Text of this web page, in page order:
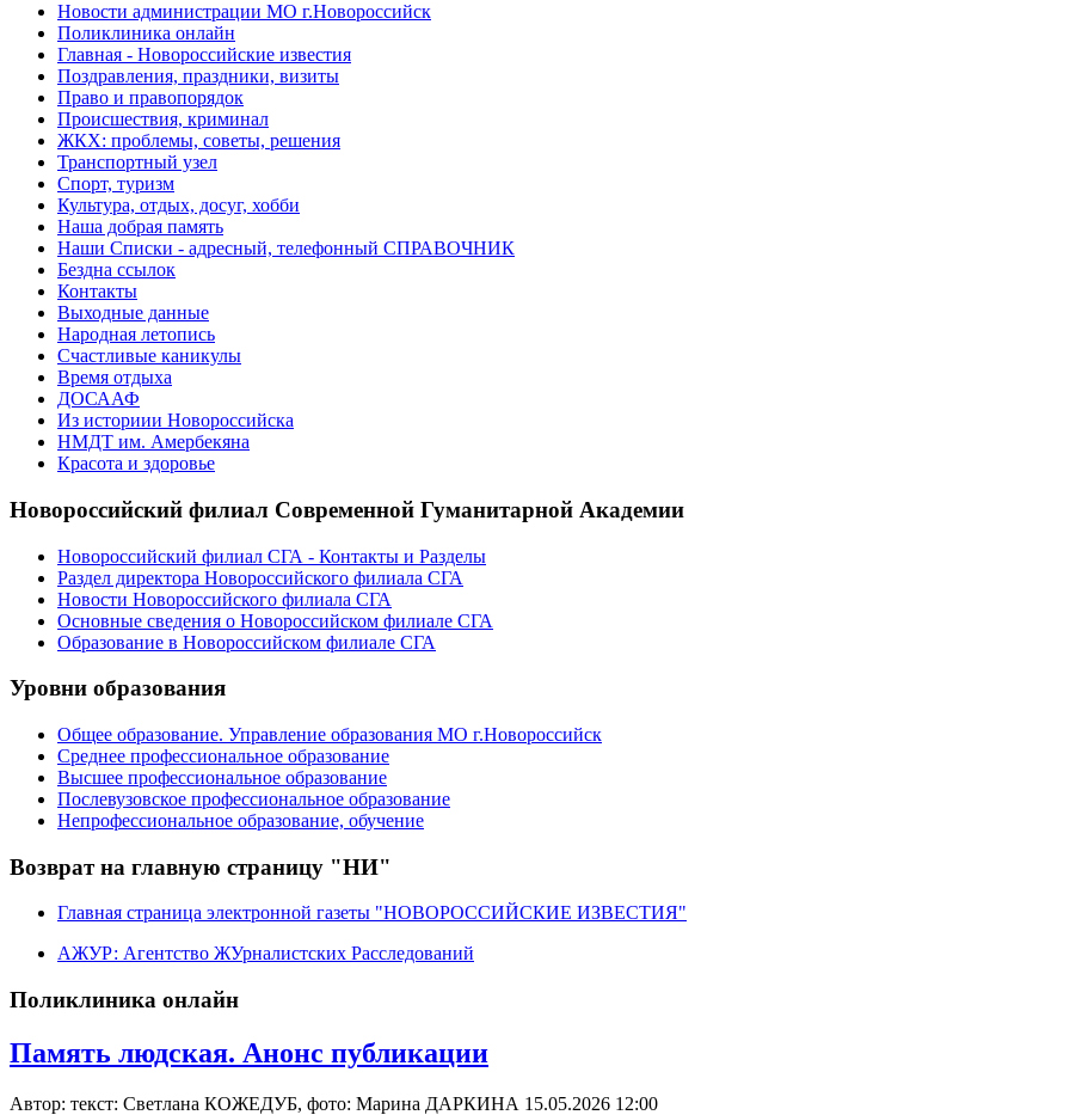
Новости администрации МО г.Новороссийск
Поликлиника онлайн
Главная - Новороссийские известия
Поздравления, праздники, визиты
Право и правопорядок
Происшествия, криминал
ЖКХ: проблемы, советы, решения
Транспортный узел
Спорт, туризм
Культура, отдых, досуг, хобби
Наша добрая память
Наши Списки - адресный, телефонный СПРАВОЧНИК
Бездна ссылок
Контакты
Выходные данные
Народная летопись
Счастливые каникулы
Время отдыха
ДОСААФ
Из историии Новороссийска
НМДТ им. Амербекяна
Красота и здоровье
Новороссийский филиал Современной Гуманитарной Академии
Новороссийский филиал СГА - Контакты и Разделы
Раздел директора Новороссийского филиала СГА
Новости Новороссийского филиала СГА
Основные сведения о Новороссийском филиале СГА
Образование в Новороссийском филиале СГА
Уровни образования
Общее образование. Управление образования МО г.Новороссийск
Среднее профессиональное образование
Высшее профессиональное образование
Послевузовское профессиональное образование
Непрофессиональное образование, обучение
Возврат на главную страницу "НИ"
Главная страница электронной газеты "НОВОРОССИЙСКИЕ ИЗВЕСТИЯ"
АЖУР: Агентство ЖУрналистских Расследований
Поликлиника онлайн
Память людская. Анонс публикации
Автор: текст: Светлана КОЖЕДУБ, фото: Марина ДАРКИНА 15.05.2026 12:00